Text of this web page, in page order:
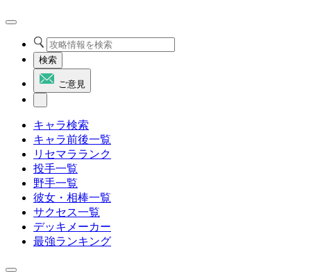
検索
ご意見
キャラ検索
キャラ前後一覧
リセマラランク
投手一覧
野手一覧
彼女・相棒一覧
サクセス一覧
デッキメーカー
最強ランキング